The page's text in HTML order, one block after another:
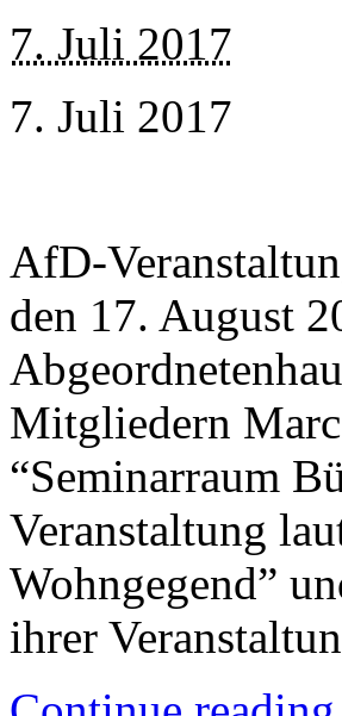
7. Juli 2017
7. Juli 2017
AfD-
den 17. August
Mitgliedern
“Seminarraum
Veranstaltung
Wohngegend”
ihrer